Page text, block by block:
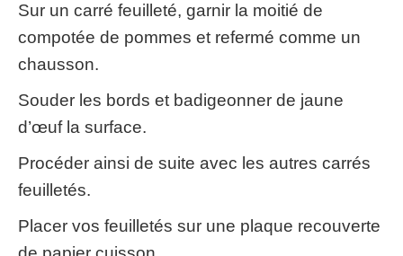
Sur un carré feuilleté, garnir la moitié de
compotée de pommes et refermé comme un
chausson.
Souder les bords et badigeonner de jaune
d’œuf la surface.
Procéder ainsi de suite avec les autres carrés
feuilletés.
Placer vos feuilletés sur une plaque recouverte